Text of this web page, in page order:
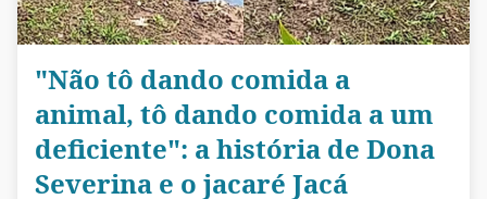
"Não tô dando comida a
animal, tô dando comida a um
deficiente": a história de Dona
Severina e o jacaré Jacá